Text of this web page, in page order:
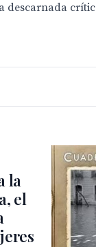
descarnada
la
el